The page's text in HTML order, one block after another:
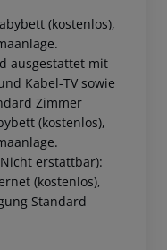
(kostenlos),
ausgestattet mit
Kabel-TV sowie
Zimmer
(kostenlos),
erstattbar):
(kostenlos),
Standard